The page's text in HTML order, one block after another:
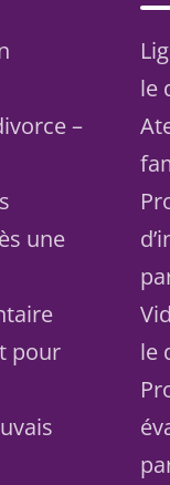
–
une
pour
le
le